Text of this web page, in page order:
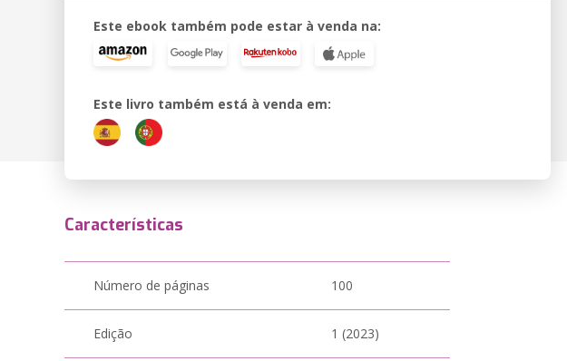
Este ebook também pode estar à venda na:
Este livro também está à venda em:
Características
Número de páginas 100
Edição 1 (2023)